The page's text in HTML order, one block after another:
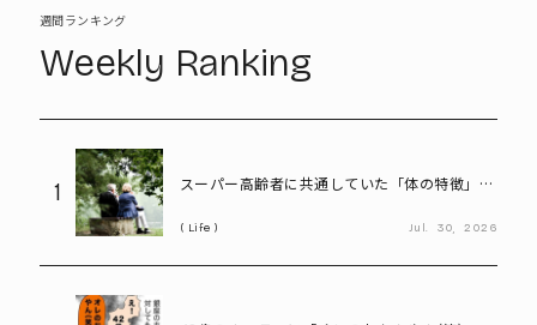
週間ランキング
Weekly Ranking
1
スーパー高齢者に共通していた「体の特徴」と
Life Jul. 30, 2026